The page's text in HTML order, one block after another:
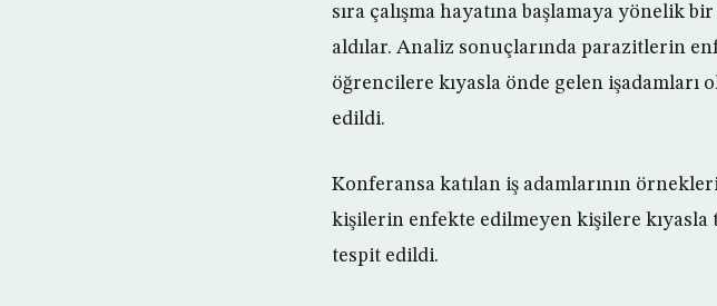
sıra çalışma hayatına başlamaya yönelik
aldılar. Analiz sonuçlarında parazitlerin
öğrencilere kıyasla önde gelen
edildi.
Konferansa katılan iş adamlarının
kişilerin enfekte edilmeyen kişilere
tespit edildi.